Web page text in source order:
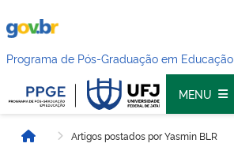
Programa de Pós-Graduação em Educação
MENU
Início Artigos postados por Yasmin BLR